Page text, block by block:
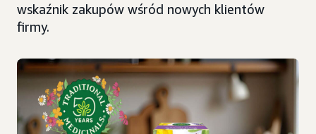
wskaźnik zakupów wśród nowych klientów
firmy.